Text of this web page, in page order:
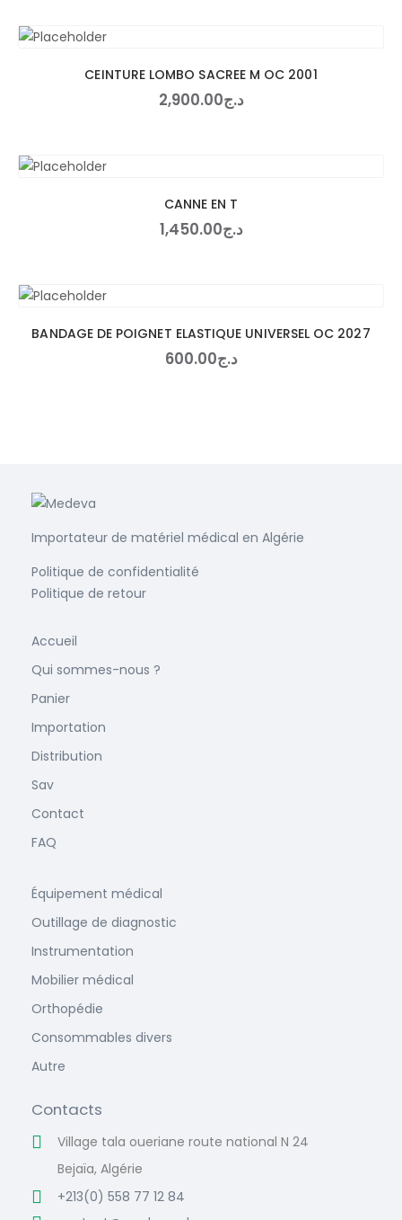
CEINTURE LOMBO SACREE M OC 2001
د.ج 2,900.00
CANNE EN T
د.ج 1,450.00
BANDAGE DE POIGNET ELASTIQUE UNIVERSEL OC 2027
د.ج 600.00
Importateur de matériel médical en Algérie
Politique de confidentialité
Politique de retour
Accueil
Qui sommes-nous ?
Panier
Importation
Distribution
Sav
Contact
FAQ
Équipement médical
Outillage de diagnostic
Instrumentation
Mobilier médical
Orthopédie
Consommables divers
Autre
Contacts
Village tala oueriane route national N 24
Bejaïa, Algérie
+213(0) 558 77 12 84